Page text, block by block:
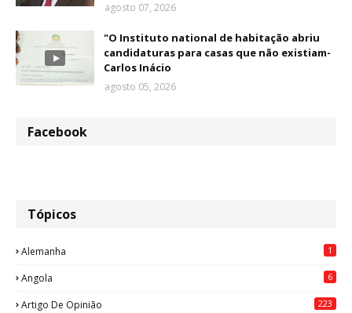
agosto 07, 2026
"O Instituto national de habitação abriu
candidaturas para casas que não existiam-
Carlos Inácio
agosto 05, 2026
Facebook
Tópicos
Alemanha 1
Angola 6
Artigo De Opinião 223